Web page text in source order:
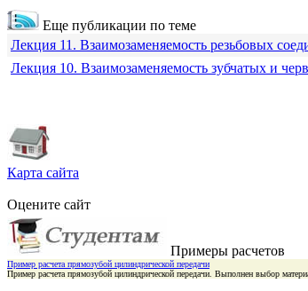
Еще публикации по теме
Лекция 11. Взаимозаменяемость резьбовых
Лекция 10. Взаимозаменяемость зубчатых и
Карта сайта
Оцените сайт
Примеры расчетов
Пример расчета прямозубой цилиндрической передачи
Пример расчета прямозубой цилиндрической передачи. Выполнен выбор